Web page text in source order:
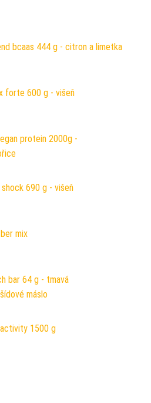
bcaas 444 g - citron a limetka
forte 600 g - višeň
protein 2000g -
690 g - višeň
mix
bar 64 g - tmavá
máslo
1500 g